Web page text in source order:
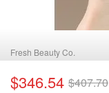
Fresh Beauty Co.
$346.54 $407.70